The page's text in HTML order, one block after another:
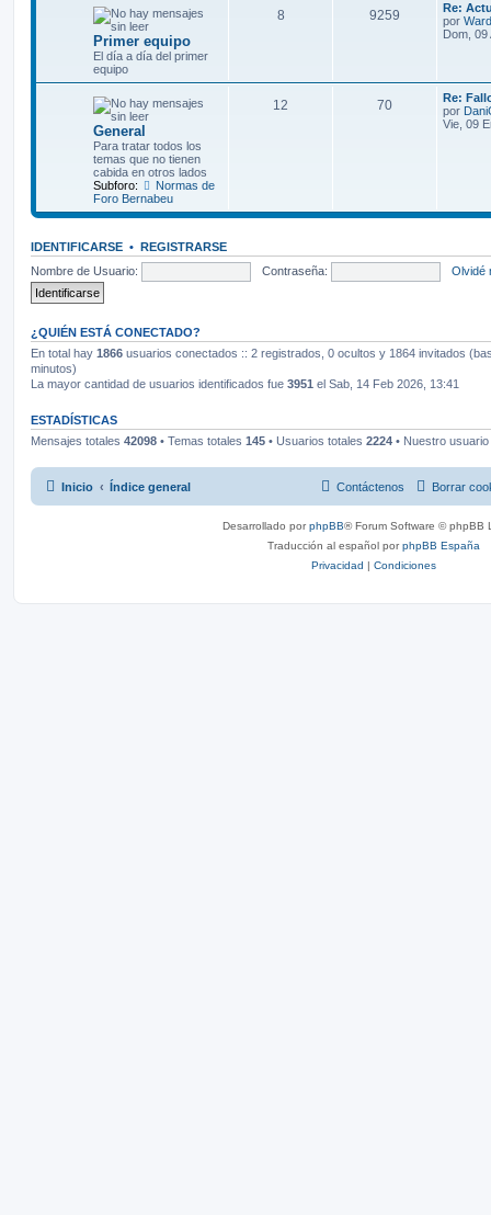
Primer equipo
El día a día del primer
equipo
8 9259
Re:
por
Dom, 09
General
Para tratar todos los
temas que no tienen
cabida en otros lados
Subforo:
Normas de
Foro Bernabeu
12 70
Re:
por
Vie, 09
IDENTIFICARSE • REGISTRARSE
Nombre de Usuario:
Contraseña: Olvidé
¿QUIÉN ESTÁ CONECTADO?
En total hay 1866 usuarios conectados :: 2 registrados, 0 ocultos y 1864 invitados
minutos)
La mayor cantidad de usuarios identificados fue 3951 el Sab, 14 Feb 2026, 13:41
ESTADÍSTICAS
Mensajes totales 42098 • Temas totales 145 • Usuarios totales 2224 • Nuestro
Inicio Índice general Borrar
Contáctenos
Desarrollado porphpBB® Forum Software © phpBB
Traducción al español porphpBB España
Privacidad | Condiciones